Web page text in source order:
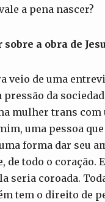
a pena nascer?
a obra de
veio de uma
pressão da
mulher trans com
uma pessoa
forma dar seu
de todo o
seria coroada.
tem o direito de